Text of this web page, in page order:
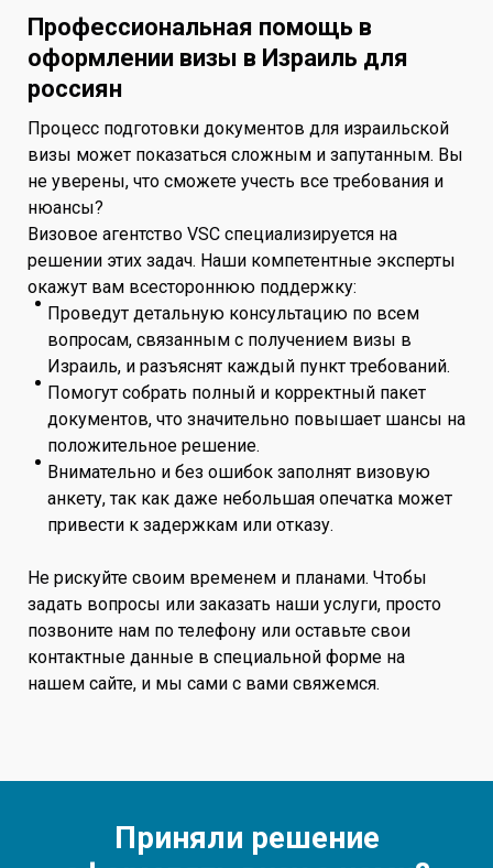
Профессиональная помощь в
оформлении визы в Израиль для
россиян
Процесс подготовки документов для израильской
визы может показаться сложным и запутанным. Вы
не уверены, что сможете учесть все требования и
нюансы?
Визовое агентство VSC специализируется на
решении этих задач. Наши компетентные эксперты
окажут вам всестороннюю поддержку:
Проведут детальную консультацию по всем
вопросам, связанным с получением визы в
Израиль, и разъяснят каждый пункт требований.
Помогут собрать полный и корректный пакет
документов, что значительно повышает шансы на
положительное решение.
Внимательно и без ошибок заполнят визовую
анкету, так как даже небольшая опечатка может
привести к задержкам или отказу.
Не рискуйте своим временем и планами. Чтобы
задать вопросы или заказать наши услуги, просто
позвоните нам по телефону или оставьте свои
контактные данные в специальной форме на
нашем сайте, и мы сами с вами свяжемся.
Приняли решение